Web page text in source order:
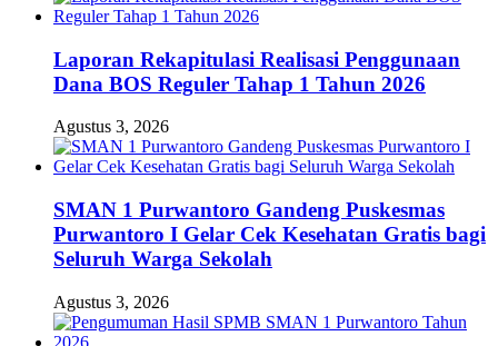
Laporan Rekapitulasi Realisasi Penggunaan
Dana BOS Reguler Tahap 1 Tahun 2026
Agustus 3, 2026
SMAN 1 Purwantoro Gandeng Puskesmas
Purwantoro I Gelar Cek Kesehatan Gratis bagi
Seluruh Warga Sekolah
Agustus 3, 2026